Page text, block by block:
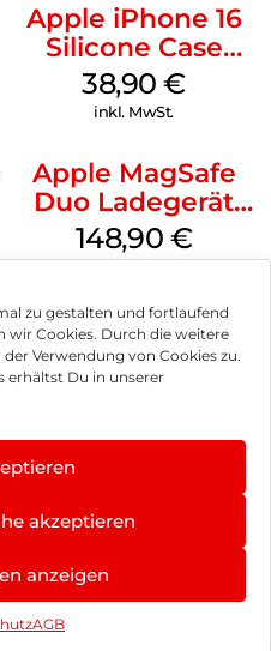
zu gestalten und fortlaufend
wir Cookies. Durch die weitere
Verwendung von Cookies zu.
erhältst Du in unserer
akzeptieren
anzeigen
AGB
Apple iPhone 16
Silicone Case
MagSafe
Ultramarine
38,90€
inkl. MwSt.
Apple MagSafe
Duo Ladegerät
Weiß
148,90 €
inkl. MwSt.